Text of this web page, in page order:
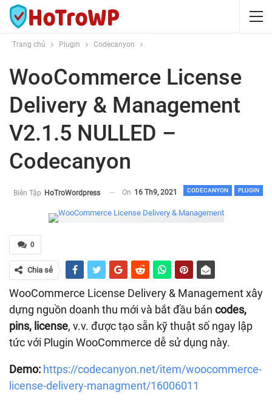
Trang chủ Plugin Codecanyon
WooCommerce License
Delivery & Management
V2.1.5 NULLED –
Codecanyon
CODECANYON PLUGIN
Biên Tập HoTroWordpress On 16 Th9, 2021
0
Chia sẻ
WooCommerce License Delivery & Management xây
dựng nguồn doanh thu mới và bắt đầu bán codes,
pins, license, v.v. được tạo sẵn kỹ thuật số ngay lập
tức với Plugin WooCommerce dễ sử dụng này.
Demo: https://codecanyon.net/item/woocommerce-
license-delivery-managment/16006011